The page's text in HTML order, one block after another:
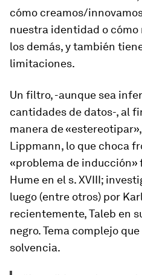
cómo creamos/
nuestra identidad o cómo
los demás, y también
limitaciones.
Un filtro, -aunque sea
cantidades de datos-, al
manera de
Lippmann, lo que choca
«problema de inducción»
Hume en el s. XVIII;
luego (entre otros) por
recientemente, Taleb en
negro. Tema complejo
solvencia.